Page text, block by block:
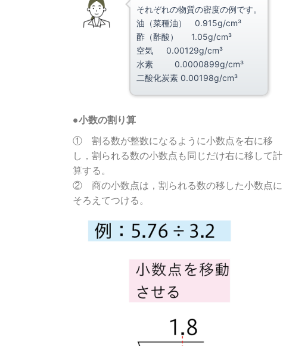
それぞれの物質の密度の例です。
油（菜種油） 0.915g/cm³
酢（酢酸） 1.05g/cm³
空気 0.00129g/cm³
水素 0.0000899g/cm³
二酸化炭素 0.00198g/cm³
●小数の割り算
① 割る数が整数になるように小数点を右に移
し，割られる数の小数点も同じだけ右に移して計
算する。
② 商の小数点は，割られる数の移した小数点に
そろえてつける。